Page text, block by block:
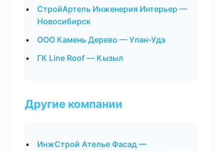
СтройАртель Инженерия Интерьер —
Новосибирск
ООО Камень Дерево — Улан-Удэ
ГК Line Roof — Кызыл
Другие компании
ИнжСтрой Ателье Фасад —